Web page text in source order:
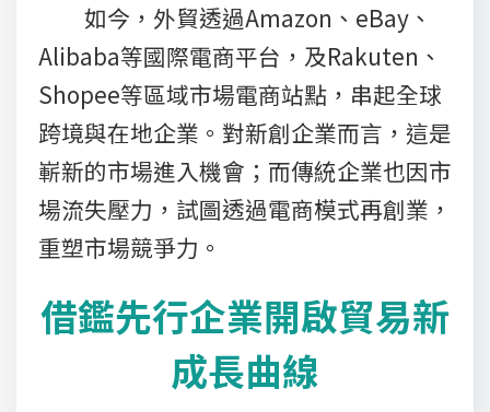
如今，外貿透過Amazon、eBay、
Alibaba等國際電商平台，及Rakuten、
Shopee等區域市場電商站點，串起全球
跨境與在地企業。對新創企業而言，這是
嶄新的市場進入機會；而傳統企業也因市
場流失壓力，試圖透過電商模式再創業，
重塑市場競爭力。
借鑑先行企業開啟貿易新
成長曲線